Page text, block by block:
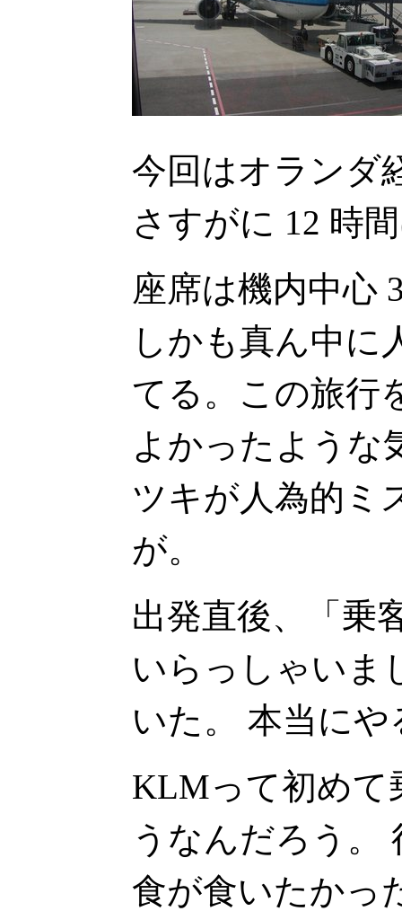
今回はオランダ
さすがに 12 時
座席は機内中心
しかも真ん中に
てる。この旅行
よかったような
ツキが人為的ミ
が。
出発直後、「乗
いらっしゃい
いた。 本当に
KLMって初めて
うなんだろう。
食が食いたかっ